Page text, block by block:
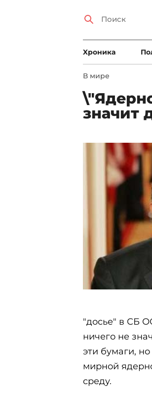
Xроника
В мире
значит
"досье" в СБ
ничего не
эти бумаги,
мирной
среду.